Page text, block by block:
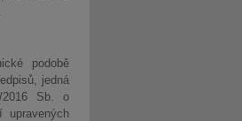
podobě
jedná
Sb. o
upravených